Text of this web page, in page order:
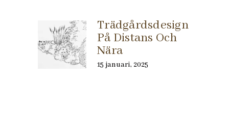
Trädgårdsdesign
På Distans Och
Nära
15 januari, 2025